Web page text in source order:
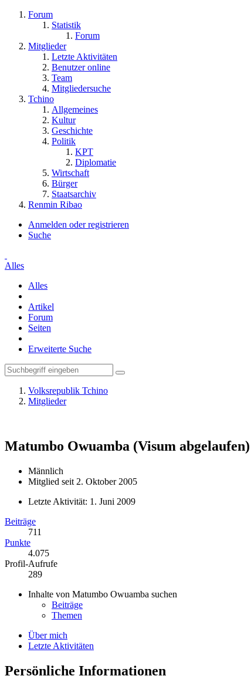
Forum
Statistik
Forum
Mitglieder
Letzte Aktivitäten
Benutzer online
Team
Mitgliedersuche
Tchino
Allgemeines
Kultur
Geschichte
Politik
KPT
Diplomatie
Wirtschaft
Bürger
Staatsarchiv
Renmin Ribao
Anmelden oder registrieren
Suche
Alles
Alles
Artikel
Forum
Seiten
Erweiterte Suche
Volksrepublik Tchino
Mitglieder
Matumbo Owuamba (Visum abgelaufen)
Männlich
Mitglied seit 2. Oktober 2005
Letzte Aktivität: 1. Juni 2009
Beiträge
711
Punkte
4.075
Profil-Aufrufe
289
Inhalte von Matumbo Owuamba suchen
Beiträge
Themen
Über mich
Letzte Aktivitäten
Persönliche Informationen